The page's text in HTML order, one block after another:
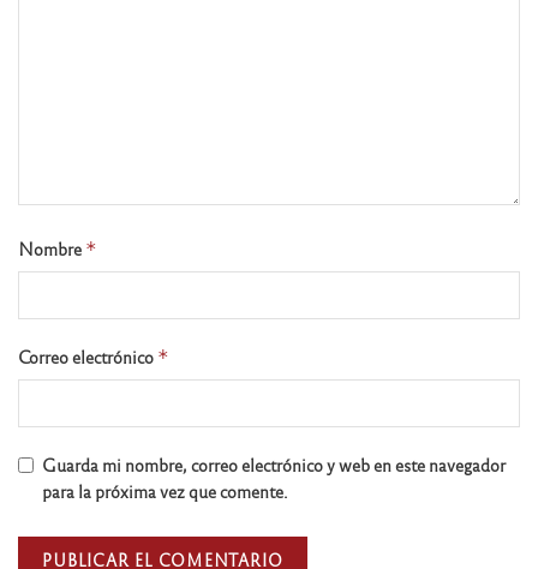
Nombre *
Correo electrónico *
Guarda mi nombre, correo electrónico y web en este navegador
para la próxima vez que comente.